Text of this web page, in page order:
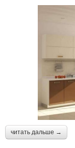
читать дальше →